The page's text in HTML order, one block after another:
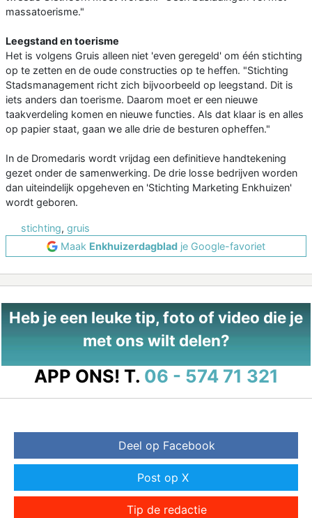
massatoerisme."
Leegstand en toerisme
Het is volgens Gruis alleen niet 'even geregeld' om één stichting
op te zetten en de oude constructies op te heffen. "Stichting
Stadsmanagement richt zich bijvoorbeeld op leegstand. Dit is
iets anders dan toerisme. Daarom moet er een nieuwe
taakverdeling komen en nieuwe functies. Als dat klaar is en alles
op papier staat, gaan we alle drie de besturen opheffen."
In de Dromedaris wordt vrijdag een definitieve handtekening
gezet onder de samenwerking. De drie losse bedrijven worden
dan uiteindelijk opgeheven en 'Stichting Marketing Enkhuizen'
wordt geboren.
stichting, gruis
Maak Enkhuizerdagblad je Google-favoriet
Heb je een leuke tip, foto of video die je
met ons wilt delen?
APP ONS! T. 06 - 574 71 321
Deel op Facebook
Post op X
Tip de redactie